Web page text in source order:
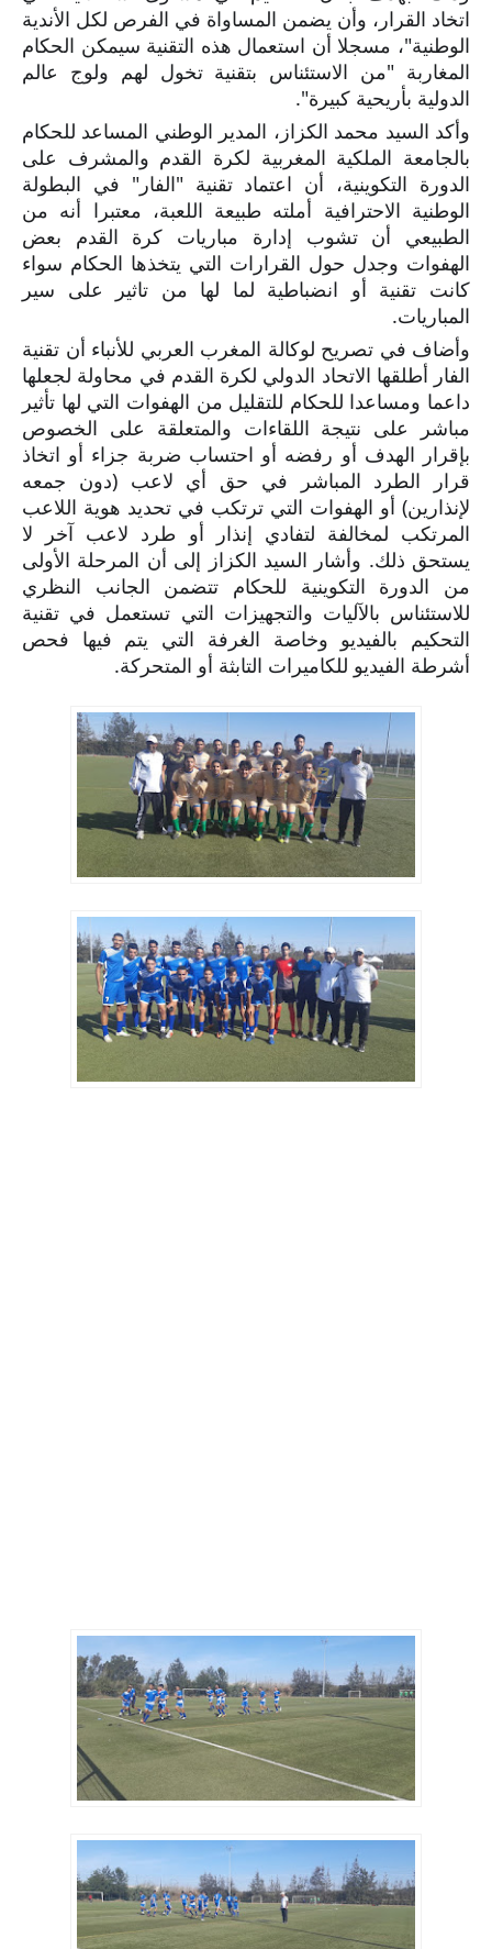
اتخاد القرار، وأن يضمن المساواة في الفرص لكل الأندية
الوطنية"، مسجلا أن استعمال هذه التقنية سيمكن الحكام
المغاربة "من الاستئناس بتقنية تخول لهم ولوج عالم
الدولية بأريحية كبيرة".
وأكد السيد محمد الكزاز، المدير الوطني المساعد للحكام
بالجامعة الملكية المغربية لكرة القدم والمشرف على
الدورة التكوينية، أن اعتماد تقنية "الفار" في البطولة
الوطنية الاحترافية أملته طبيعة اللعبة، معتبرا أنه من
الطبيعي أن تشوب إدارة مباريات كرة القدم بعض
الهفوات وجدل حول القرارات التي يتخذها الحكام سواء
كانت تقنية أو انضباطية لما لها من تاثير على سير
المباريات.
وأضاف في تصريح لوكالة المغرب العربي للأنباء أن تقنية
الفار أطلقها الاتحاد الدولي لكرة القدم في محاولة لجعلها
داعما ومساعدا للحكام للتقليل من الهفوات التي لها تأثير
مباشر على نتيجة اللقاءات والمتعلقة على الخصوص
بإقرار الهدف أو رفضه أو احتساب ضربة جزاء أو اتخاذ
قرار الطرد المباشر في حق أي لاعب (دون جمعه
لإنذارين) أو الهفوات التي ترتكب في تحديد هوية اللاعب
المرتكب لمخالفة لتفادي إنذار أو طرد لاعب آخر لا
يستحق ذلك. وأشار السيد الكزاز إلى أن المرحلة الأولى
من الدورة التكوينية للحكام تتضمن الجانب النظري
للاستئناس بالآليات والتجهيزات التي تستعمل في تقنية
التحكيم بالفيديو وخاصة الغرفة التي يتم فيها فحص
أشرطة الفيديو للكاميرات التابثة أو المتحركة.